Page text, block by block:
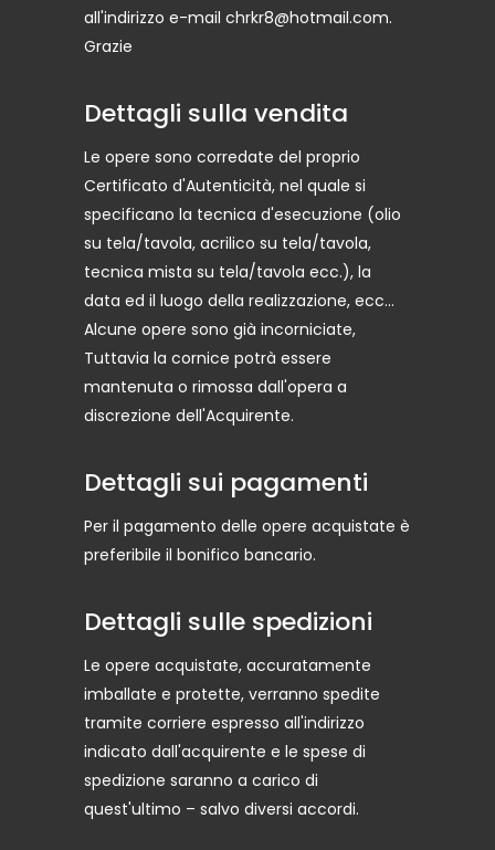
all'indirizzo e-mail chrkr8@hotmail.com.
Grazie
Dettagli sulla vendita
Le opere sono corredate del proprio
Certificato d'Autenticità, nel quale si
specificano la tecnica d'esecuzione (olio
su tela/tavola, acrilico su tela/tavola,
tecnica mista su tela/tavola ecc.), la
data ed il luogo della realizzazione, ecc...
Alcune opere sono già incorniciate,
Tuttavia la cornice potrà essere
mantenuta o rimossa dall'opera a
discrezione dell'Acquirente.
Dettagli sui pagamenti
Per il pagamento delle opere acquistate è
preferibile il bonifico bancario.
Dettagli sulle spedizioni
Le opere acquistate, accuratamente
imballate e protette, verranno spedite
tramite corriere espresso all'indirizzo
indicato dall'acquirente e le spese di
spedizione saranno a carico di
quest'ultimo – salvo diversi accordi.